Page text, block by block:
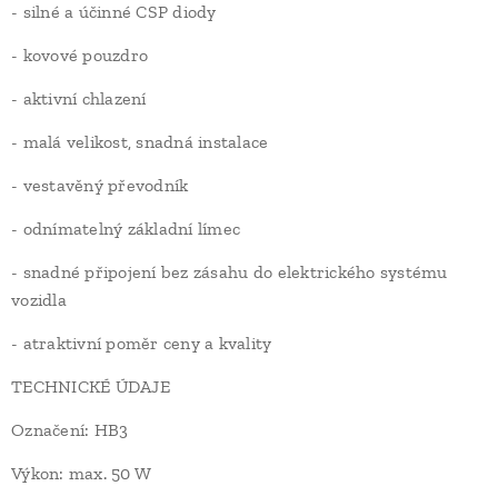
- silné a účinné CSP diody
- kovové pouzdro
- aktivní chlazení
- malá velikost, snadná instalace
- vestavěný převodník
- odnímatelný základní límec
- snadné připojení bez zásahu do elektrického systému
vozidla
- atraktivní poměr ceny a kvality
TECHNICKÉ ÚDAJE
Označení: HB3
Výkon: max. 50 W